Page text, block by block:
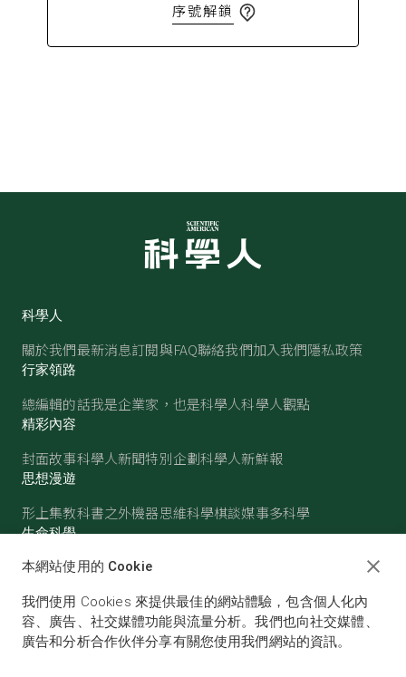
序號解鎖
科學人
關於我們最新消息訂閱與FAQ聯絡我們加入我們隱私政策
行家領路
總編輯的話我是企業家，也是科學人科學人觀點
精彩內容
封面故事科學人新聞特別企劃科學人新鮮報
思想漫遊
形上集教科書之外機器思維科學棋談媒事多科學
生命科學
醫學古生物心理學生態學
物理 化學地球科學天文
本網站使用的 Cookie
我們使用 Cookies 來提供最佳的網站體驗，包含個人化內
容、廣告、社交媒體功能與流量分析。我們也向社交媒體、
廣告和分析合作伙伴分享有關您使用我們網站的資訊。